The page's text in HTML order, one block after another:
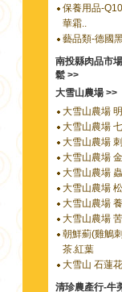
保養用品-
華霜..
藝品類-德國
南投縣肉品市
鬆 >>
大雪山農場 >>
大雪山農場
大雪山農場
大雪山農場
大雪山農場
大雪山農場
大雪山農場
大雪山農場
大雪山農場
朝鮮薊(雞鵤
茶.紅葉
大雪山 石蓮
清珍農產行-牛